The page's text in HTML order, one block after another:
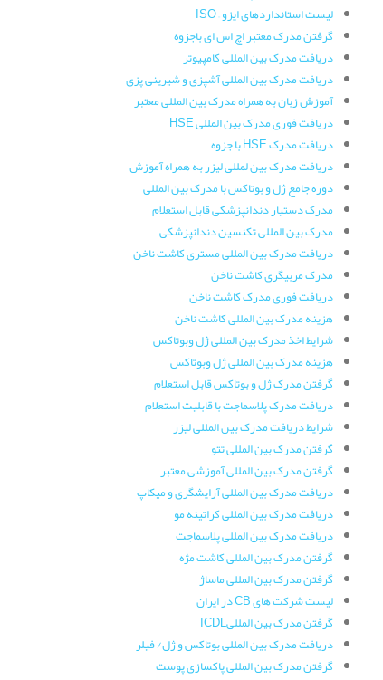
لیست استانداردهای ایزو – ISO
گرفتن مدرک معتبر اچ اس ای باجزوه
دریافت مدرک بین المللی کامپیوتر
دریافت مدرک بین المللی آشپزی و شیرینی پزی
آموزش زبان به همراه مدرک بین المللی معتبر
دریافت فوری مدرک بین المللی HSE
دریافت مدرک HSE با جزوه
دریافت مدرک بین لمللی لیزر به همراه آموزش
دوره جامع ژل و بوتاکس با مدرک بین المللی
مدرک دستیار دندانپزشکی قابل استعلام
مدرک بین المللی تکنسین دندانپزشکی
دریافت مدرک بین المللی مستری کاشت ناخن
مدرک مربیگری کاشت ناخن
دریافت فوری مدرک کاشت ناخن
هزینه مدرک بین المللی کاشت ناخن
شرایط اخذ مدرک بین المللی ژل وبوتاکس
هزینه مدرک بین المللی ژل وبوتاکس
گرفتن مدرک ژل و بوتاکس قابل استعلام
دریافت مدرک پلاسماجت با قابلیت استعلام
شرایط دریافت مدرک بین المللی لیزر
گرفتن مدرک بین المللی تتو
گرفتن مدرک بین المللی آموزشی معتبر
دریافت مدرک بین المللی آرایشگری و میکاپ
دریافت مدرک بین المللی کراتینه مو
دریافت مدرک بین المللی پلاسماجت
گرفتن مدرک بین المللی کاشت مژه
گرفتن مدرک بین المللی ماساژ
لیست شرکت های CB در ایران
گرفتن مدرک بین المللیICDL
دریافت مدرک بین المللی بوتاکس و ژل/ فیلر
گرفتن مدرک بین المللی پاکسازی پوست